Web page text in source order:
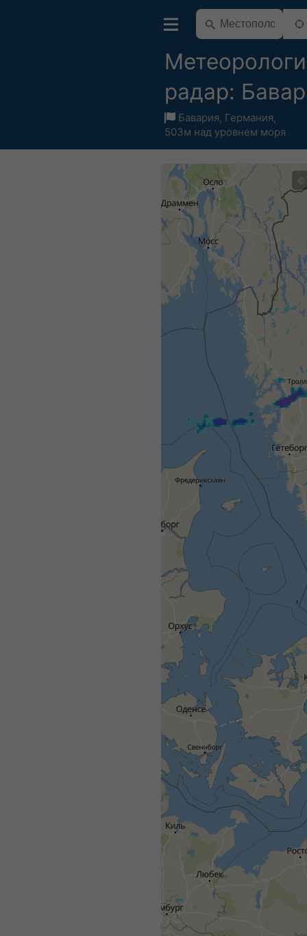
радар:
Бавария, Германия,
503м над уровнем моря
©